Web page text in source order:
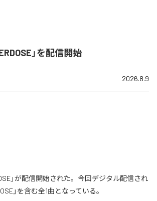
」を配信開始
2026.8.9
」が配信開始された。今回デジタル配信され
」を含む全1曲となっている。